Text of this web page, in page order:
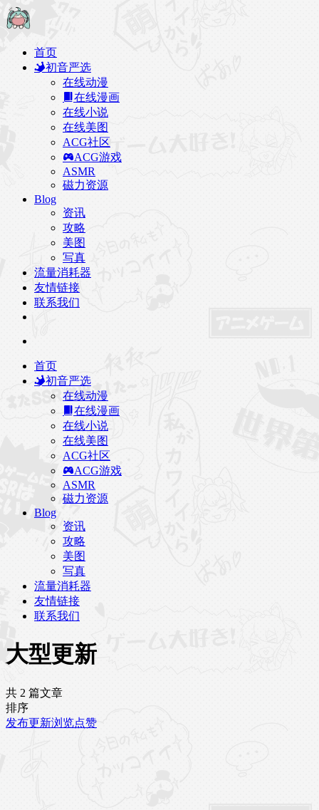
首页
初音严选
在线动漫
在线漫画
在线小说
在线美图
ACG社区
ACG游戏
ASMR
磁力资源
Blog
资讯
攻略
美图
写真
流量消耗器
友情链接
联系我们
首页
初音严选
在线动漫
在线漫画
在线小说
在线美图
ACG社区
ACG游戏
ASMR
磁力资源
Blog
资讯
攻略
美图
写真
流量消耗器
友情链接
联系我们
大型更新
共 2 篇文章
排序
发布更新浏览点赞